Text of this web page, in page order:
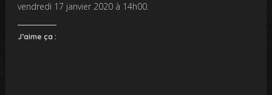
vendredi 17 janvier 2020 à 14h00.
J’aime ça :